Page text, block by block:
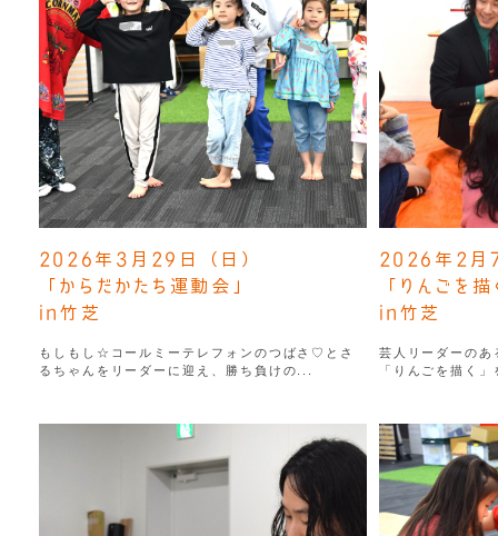
2026年3月29日（日）
「からだかたち運動会」
in竹芝
もしもし☆コールミーテレフォンのつばさ♡とさ
るちゃんをリーダーに迎え、勝ち負けの...
2026年2月
「りんごを描
in竹芝
芸人リーダーの
「りんごを描く